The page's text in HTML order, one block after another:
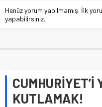
Henüz yorum yapılmamış. İlk
yapabilirsiniz.
KUTLAMAK!